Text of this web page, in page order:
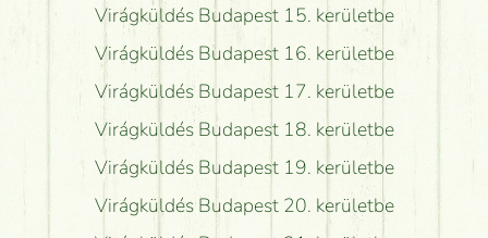
Virágküldés Budapest 15. kerületbe
Virágküldés Budapest 16. kerületbe
Virágküldés Budapest 17. kerületbe
Virágküldés Budapest 18. kerületbe
Virágküldés Budapest 19. kerületbe
Virágküldés Budapest 20. kerületbe